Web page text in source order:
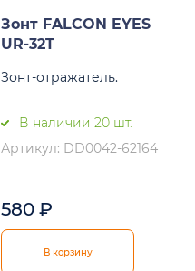
Зонт FALCON EYES
UR-32T
Зонт-отражатель.
В наличии 20 шт.
Артикул: DD0042-62164
580 ₽
В корзину